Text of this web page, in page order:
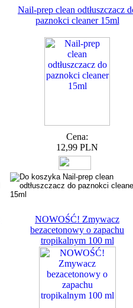
Nail-prep clean odtłuszczacz
paznokci cleaner 15ml
Cena:
12,99 PLN
NOWOŚĆ! Zmywacz
bezacetonowy o zapachu
tropikalnym 100 ml